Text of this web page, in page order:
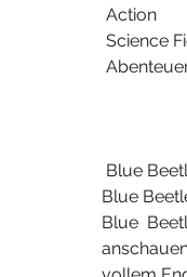
Action
Science
Blue
Blue